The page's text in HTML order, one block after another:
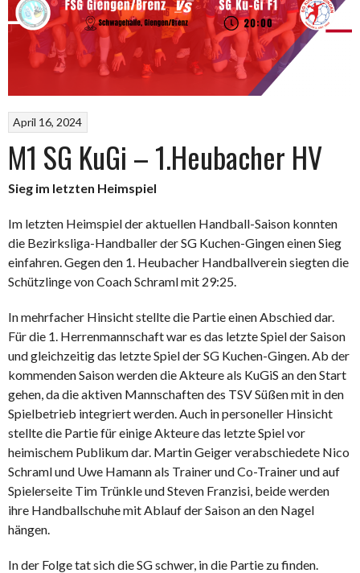
April 16, 2024
M1 SG KuGi – 1.Heubacher HV
Sieg im letzten Heimspiel
Im letzten Heimspiel der aktuellen Handball-Saison konnten
die Bezirksliga-Handballer der SG Kuchen-Gingen einen Sieg
einfahren. Gegen den 1. Heubacher Handballverein siegten die
Schützlinge von Coach Schraml mit 29:25.
In mehrfacher Hinsicht stellte die Partie einen Abschied dar.
Für die 1. Herrenmannschaft war es das letzte Spiel der Saison
und gleichzeitig das letzte Spiel der SG Kuchen-Gingen. Ab der
kommenden Saison werden die Akteure als KuGiS an den Start
gehen, da die aktiven Mannschaften des TSV Süßen mit in den
Spielbetrieb integriert werden. Auch in personeller Hinsicht
stellte die Partie für einige Akteure das letzte Spiel vor
heimischem Publikum dar. Martin Geiger verabschiedete Nico
Schraml und Uwe Hamann als Trainer und Co-Trainer und auf
Spielerseite Tim Trünkle und Steven Franzisi, beide werden
ihre Handballschuhe mit Ablauf der Saison an den Nagel
hängen.
In der Folge tat sich die SG schwer, in die Partie zu finden.